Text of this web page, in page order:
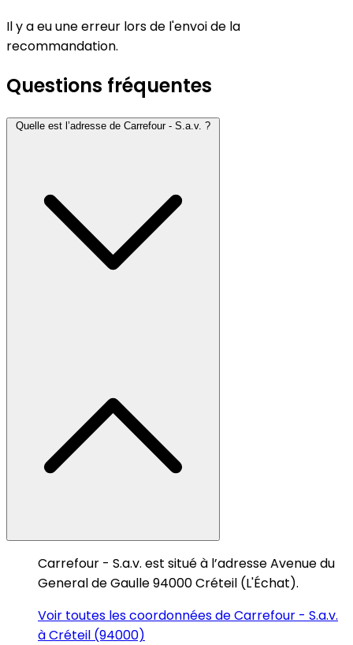
Il y a eu une erreur lors de l'envoi de la
recommandation.
Questions fréquentes
Quelle est l’adresse de Carrefour - S.a.v. ?
Carrefour - S.a.v. est situé à l’adresse Avenue du
General de Gaulle 94000 Créteil (L'Échat).
Voir toutes les coordonnées de Carrefour - S.a.v.
à Créteil (94000)